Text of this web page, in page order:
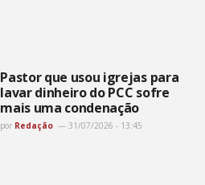
Pastor que usou igrejas para
lavar dinheiro do PCC sofre
mais uma condenação
por Redação 31/07/2026 - 13:45